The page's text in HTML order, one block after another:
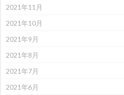
2021年11月
2021年10月
2021年9月
2021年8月
2021年7月
2021年6月